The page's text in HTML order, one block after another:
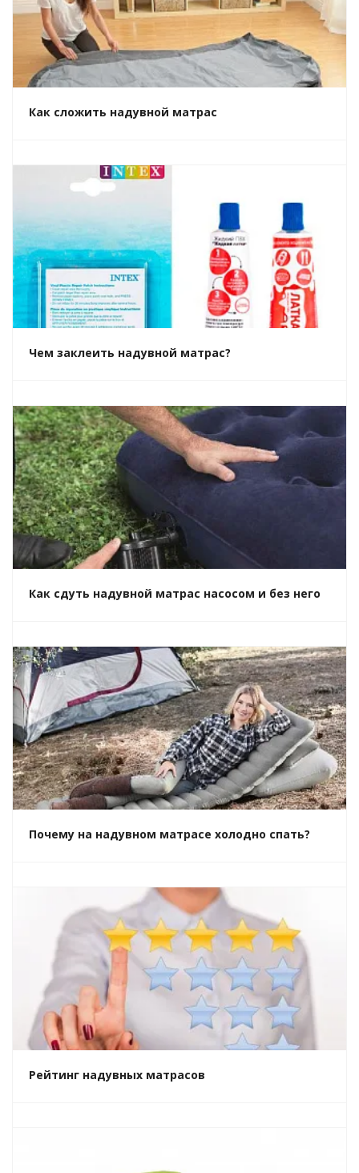
Как сложить надувной матрас
Чем заклеить надувной матрас?
Как сдуть надувной матрас насосом и без него
Почему на надувном матрасе холодно спать?
Рейтинг надувных матрасов